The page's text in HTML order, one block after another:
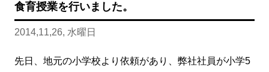
食育授業を行いました。
2014,11,26, 水曜日
先日、地元の小学校より依頼があり、弊社社員が小学5